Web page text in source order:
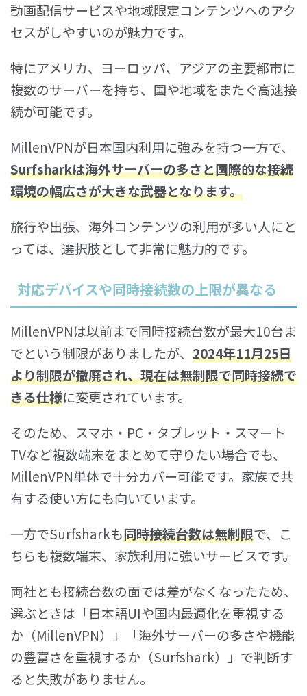
動画配信サービスや地域限定コンテンツへのアク
セスがしやすいのが魅力です。
特にアメリカ、ヨーロッパ、アジアの主要都市に
複数のサーバーを持ち、国や地域をまたぐ高速接
続が可能です。
MillenVPNが日本国内利用に強みを持つ一方で、
Surfsharkは海外サーバーの多さと国際的な接続
環境の幅広さが大きな武器となります。
旅行や出張、海外コンテンツの利用が多い人にと
っては、選択肢として非常に魅力的です。
対応デバイスや同時接続数の上限が異なる
MillenVPNは以前まで同時接続台数が最大10台ま
でという制限がありましたが、 2024年11月25日
より制限が撤廃され、現在は無制限で同時接続で
きる仕様に変更されています。
そのため、スマホ・PC・タブレット・スマート
TVなど複数端末をまとめて守りたい場合でも、
MillenVPN単体で十分カバー可能です。家族で共
有する使い方にも向いています。
一方でSurfsharkも同時接続台数は無制限で、こ
ちらも複数端末、家族利用に強いサービスです。
両社とも接続台数の面では差がなくなったため、
選ぶときは「日本語UIや国内最適化を重視する
か（MillenVPN）」「海外サーバーの多さや機能
の豊富さを重視するか（Surfshark）」で判断す
ると失敗がありません。